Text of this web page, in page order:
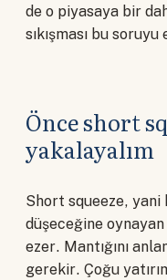
de o piyasaya bir
sıkışması bu
Önce short
yakalayalım
Short squeeze, yani
düşeceğine
ezer. Mantığını
gerekir. Çoğu